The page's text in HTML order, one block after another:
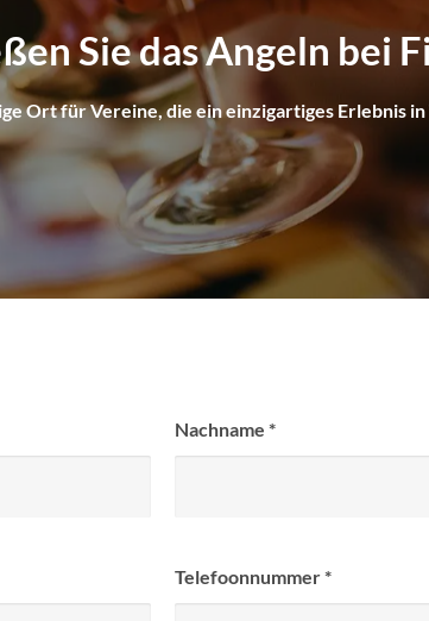
Sie das Angeln bei
Ort für Vereine, die ein einzigartiges Erlebnis
Nachname *
Telefoonnummer*